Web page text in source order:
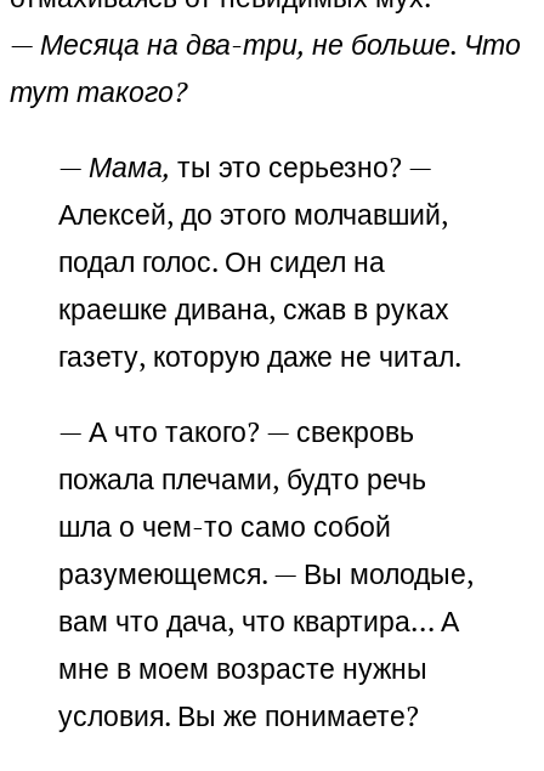
—Месяца на два-три, не больше. Что
тут такого?
—Мама, ты это серьезно? —
Алексей, до этого молчавший,
подал голос. Он сидел на
краешке дивана, сжав в руках
газету, которую даже не читал.
— А что такого? — свекровь
пожала плечами, будто речь
шла о чем-то само собой
разумеющемся. — Вы молодые,
вам что дача, что квартира… А
мне в моем возрасте нужны
условия. Вы же понимаете?